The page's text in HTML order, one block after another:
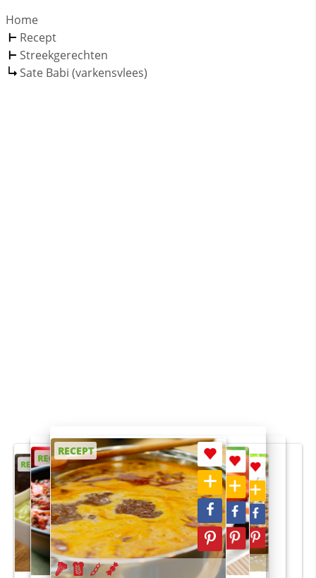
Home
Recept
Streekgerechten
Sate Babi (varkensvlees)
RECEPT
RECEPT
RECEPT
RECEPT
RECEPT